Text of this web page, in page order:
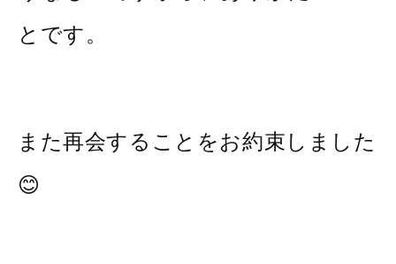
とです。
また再会することをお約束しました
😊